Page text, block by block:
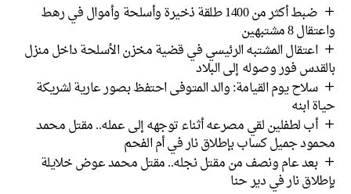
ضبط أكثر من 1400 طلقة ذخيرة وأسلحة وأموال في رهط
مشتبهين
اعتقال المشتبه الرئيسي في قضية مخزن الأسلحة داخل منزل
فور وصوله إلى البلاد
سلاح يوم القيامة: والد المتوفى احتفظ بصور عارية لشريكة
ابنه
أب لطفلين لقي مصرعه أثناء توجهه إلى عمله.. مقتل محمد
جميل كساب بإطلاق نار في أم الفحم
بعد عام ونصف من مقتل نجله.. مقتل محمد عوض خلايلة
نار في دير حنا